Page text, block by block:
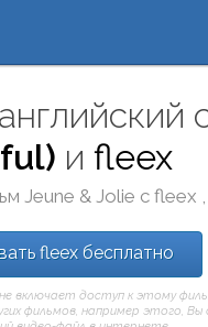
иfleex
Jeune & Jolie сfleex
fleex бесплатно
включает доступ к этому
фильмов, например этого, Вы